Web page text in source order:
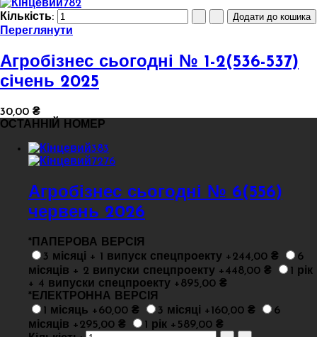
Кількість:
Переглянути
Агробізнес сьогодні № 1-2(536-537)
січень 2025
30,00 ₴
ОСТАННІЙ НОМЕР
Агробізнес сьогодні № 6(556)
червень 2026
* ПАПЕРОВА ВЕРСІЯ
3 місяці + 1 випуск спецпроекту +244,00 ₴
6
місяців + 2 випуски спецпроекту +448,00 ₴
1 рік
+ 4 випуски спецпроекту +895,00 ₴
* ЕЛЕКТРОННА ВЕРСІЯ
1 місяць +60,00 ₴
3 місяці +160,00 ₴
6
місяців +295,00 ₴
1 рік +589,00 ₴